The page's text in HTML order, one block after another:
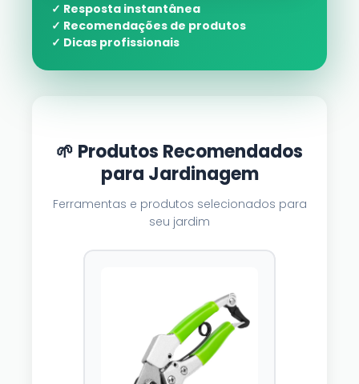
✓ Resposta instantânea
✓ Recomendações de produtos
✓ Dicas profissionais
🌱 Produtos Recomendados
para Jardinagem
Ferramentas e produtos selecionados para
seu jardim